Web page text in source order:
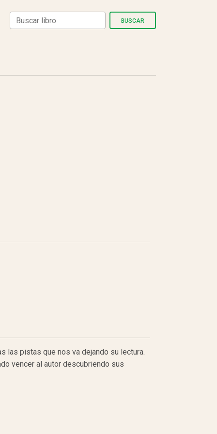
BUSCAR
las pistas que nos va dejando su lectura.
vencer al autor descubriendo sus